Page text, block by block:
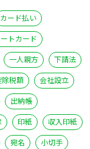
カード払い
トカード
一人親方
下請法
税額
会社設立
出納帳
印紙
収入印紙
宛名
小切手